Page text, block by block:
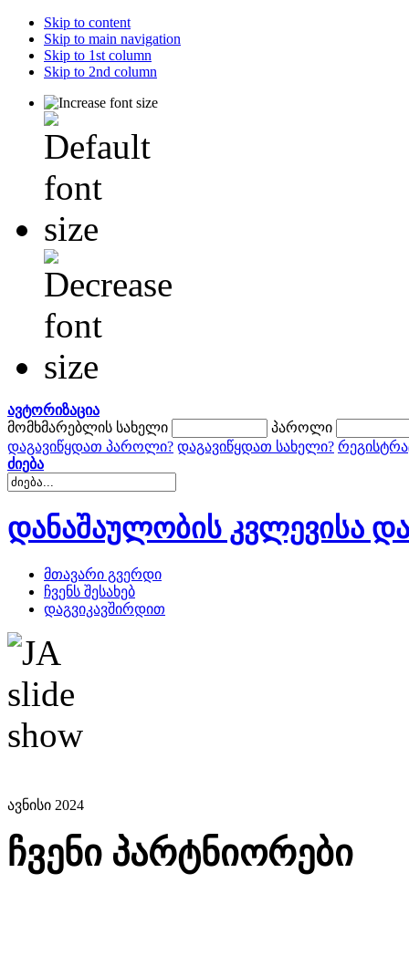
Skip to content
Skip to main navigation
Skip to 1st column
Skip to 2nd column
ავტორიზაცია
მომხმარებლის სახელი
პაროლი
დაგავიწყდათ პაროლი? დაგავიწყდათ სახელი?
ძიება
დანაშაულობის კვლევისა
მთავარი გვერდი
ჩვენს შესახებ
დაგვიკავშირდით
ავნისი 2024
ჩვენი პარტნიორები